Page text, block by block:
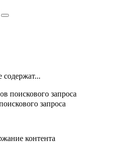
содержат...
поискового запроса
запроса
контента